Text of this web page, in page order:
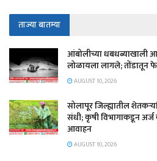
ताज्या बातम्या
आंबोलीच्या धबधब्याखाली
लोळायला लागले; तोंडातून
AUGUST 10, 2026
सोलापूर जिल्ह्यातील
संधी; कृषी विभागाकडून
आवाहन
AUGUST 10, 2026